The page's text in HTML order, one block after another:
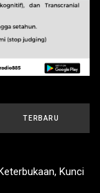
TERBARU
Kunci